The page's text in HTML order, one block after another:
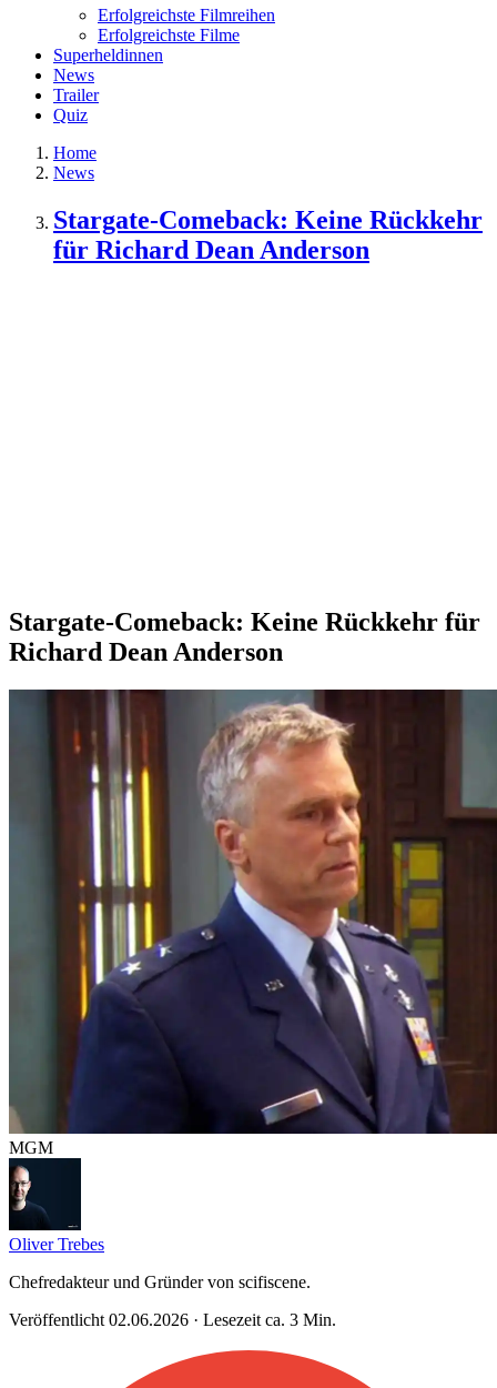
Erfolgreichste Filmreihen
Erfolgreichste Filme
Superheldinnen
News
Trailer
Quiz
Home
News
Stargate-Comeback: Keine Rückkehr
für Richard Dean Anderson
Stargate-Comeback: Keine Rückkehr für
Richard Dean Anderson
MGM
Oliver Trebes
Chefredakteur und Gründer von scifiscene.
Veröffentlicht 02.06.2026 · Lesezeit ca. 3 Min.